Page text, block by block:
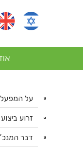
על המפעל
זרוע
דבר